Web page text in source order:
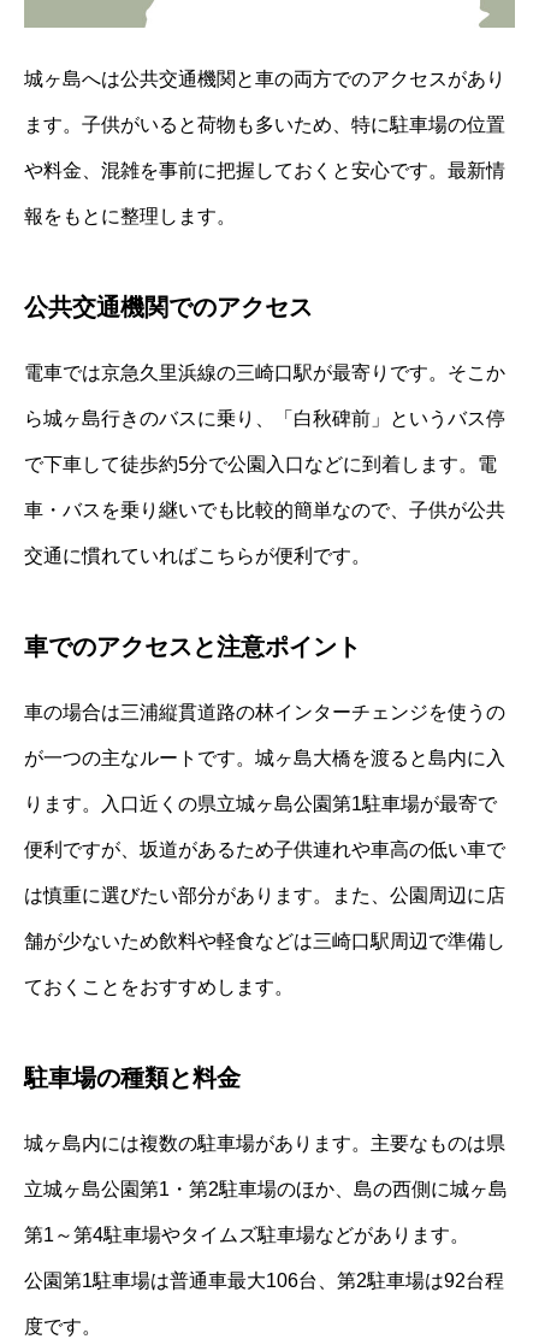
城ヶ島へは公共交通機関と車の両方でのアクセスがあり
ます。子供がいると荷物も多いため、特に駐車場の位置
や料金、混雑を事前に把握しておくと安心です。最新情
報をもとに整理します。
公共交通機関でのアクセス
電車では京急久里浜線の三崎口駅が最寄りです。そこか
ら城ヶ島行きのバスに乗り、「白秋碑前」というバス停
で下車して徒歩約5分で公園入口などに到着します。電
車・バスを乗り継いでも比較的簡単なので、子供が公共
交通に慣れていればこちらが便利です。
車でのアクセスと注意ポイント
車の場合は三浦縦貫道路の林インターチェンジを使うの
が一つの主なルートです。城ヶ島大橋を渡ると島内に入
ります。入口近くの県立城ヶ島公園第1駐車場が最寄で
便利ですが、坂道があるため子供連れや車高の低い車で
は慎重に選びたい部分があります。また、公園周辺に店
舗が少ないため飲料や軽食などは三崎口駅周辺で準備し
ておくことをおすすめします。
駐車場の種類と料金
城ヶ島内には複数の駐車場があります。主要なものは県
立城ヶ島公園第1・第2駐車場のほか、島の西側に城ヶ島
第1～第4駐車場やタイムズ駐車場などがあります。
公園第1駐車場は普通車最大106台、第2駐車場は92台程
度です。